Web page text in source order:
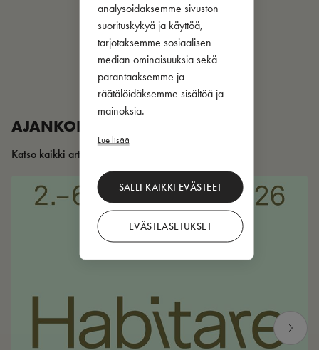
analysoidaksemme sivuston
suorituskykyä ja käyttöä,
tarjotaksemme sosiaalisen
median ominaisuuksia sekä
parantaaksemme ja
räätälöidäksemme sisältöä ja
mainoksia.
Lue lisää
SALLI KAIKKI EVÄSTEET
EVÄSTEASETUKSET
AJANKOHTAISTA
Katso kaikki artikkelit